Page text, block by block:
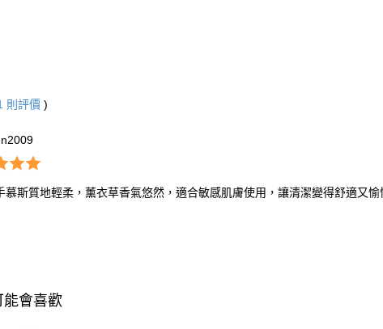
則評價 )
慕斯質地輕柔，薰衣草香氣悠然，適合敏感肌膚使用，讓清潔變得舒適又愉
能會喜歡